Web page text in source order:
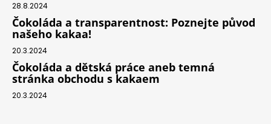
28.8.2024
Čokoláda a transparentnost: Poznejte původ
našeho kakaa!
20.3.2024
Čokoláda a dětská práce aneb temná
stránka obchodu s kakaem
20.3.2024